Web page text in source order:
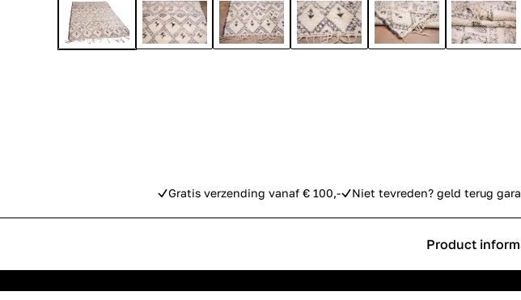
Gratis verzending vanaf € 100,- Niet tevreden? geld terug
Product